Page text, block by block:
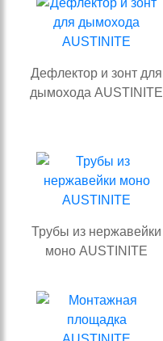
Дефлектор и зонт для
дымохода AUSTINITE
Трубы из нержавейки
моно AUSTINITE